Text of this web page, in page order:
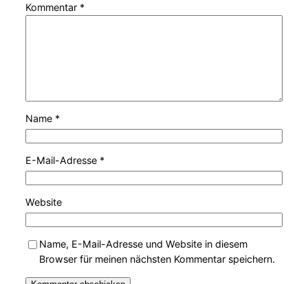
Kommentar *
Name *
E-Mail-Adresse *
Website
Name, E-Mail-Adresse und Website in diesem
Browser für meinen nächsten Kommentar speichern.